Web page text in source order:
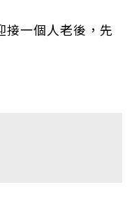
接一個人老後，先